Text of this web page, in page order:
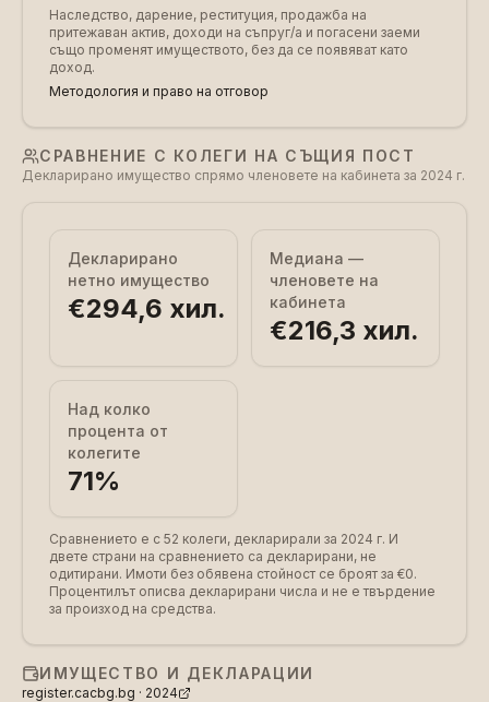
Наследство, дарение, реституция, продажба на
притежаван актив, доходи на съпруг/а и погасени заеми
също променят имуществото, без да се появяват като
доход.
Методология и право на отговор
СРАВНЕНИЕ С КОЛЕГИ НА СЪЩИЯ ПОСТ
Декларирано имущество спрямо членовете на кабинета за 2024 г.
Декларирано
нетно имущество
€294,6 хил.
Медиана —
членовете на
кабинета
€216,3 хил.
Над колко
процента от
колегите
71%
Сравнението е с 52 колеги, декларирали за 2024 г. И
двете страни на сравнението са декларирани, не
одитирани. Имоти без обявена стойност се броят за €0.
Процентилът описва декларирани числа и не е твърдение
за произход на средства.
ИМУЩЕСТВО И ДЕКЛАРАЦИИ
register.cacbg.bg · 2024